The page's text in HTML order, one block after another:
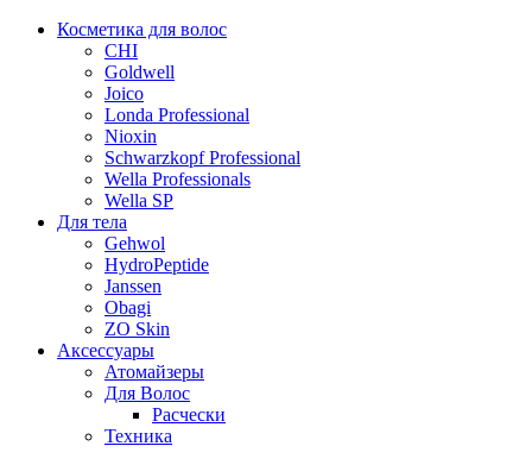
Косметика для волос
CHI
Goldwell
Joico
Londa Professional
Nioxin
Schwarzkopf Professional
Wella Professionals
Wella SP
Для тела
Gehwol
HydroPeptide
Janssen
Obagi
ZO Skin
Aксессуары
Атомайзеры
Для Волос
Расчески
Техника